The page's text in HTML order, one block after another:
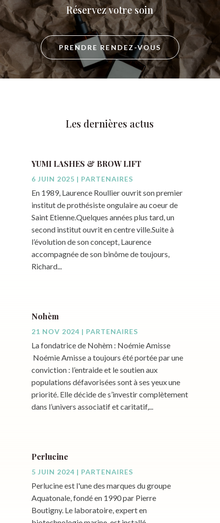
Réservez votre soin
PRENDRE RENDEZ-VOUS
Les dernières actus
YUMI LASHES & BROW LIFT
6 JUIN 2025 | PARTENAIRES
En 1989, Laurence Roullier ouvrit son premier
institut de prothésiste ongulaire au coeur de
Saint Etienne.Quelques années plus tard, un
second institut ouvrit en centre ville.Suite à
l’évolution de son concept, Laurence
accompagnée de son binôme de toujours,
Richard...
Nohèm
21 NOV 2024 | PARTENAIRES
La fondatrice de Nohèm : Noémie Amisse
Noémie Amisse a toujours été portée par une
conviction : l’entraide et le soutien aux
populations défavorisées sont à ses yeux une
priorité. Elle décide de s’investir complètement
dans l’univers associatif et caritatif,...
Perlucine
5 JUIN 2024 | PARTENAIRES
Perlucine est l'une des marques du groupe
Aquatonale, fondé en 1990 par Pierre
Boutigny. Le laboratoire, expert en